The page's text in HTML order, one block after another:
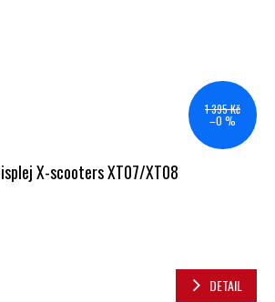
1 395 Kč
–0 %
X-scooters XT07/XT08
DETAIL